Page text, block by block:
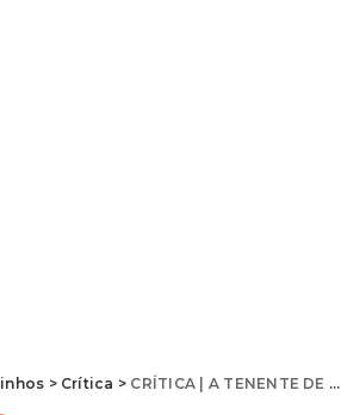
> Crítica > CRÍTICA | A TENENTE DE CARGIL